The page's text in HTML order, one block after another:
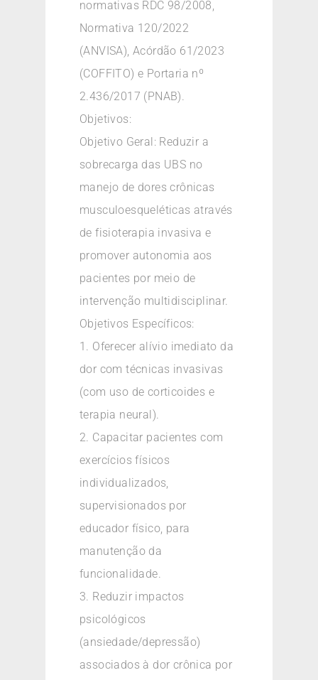
normativas RDC 98/2008,
Normativa 120/2022
(ANVISA), Acórdão 61/2023
(COFFITO) e Portaria nº
2.436/2017 (PNAB).
Objetivos:
Objetivo Geral: Reduzir a
sobrecarga das UBS no
manejo de dores crônicas
musculoesqueléticas através
de fisioterapia invasiva e
promover autonomia aos
pacientes por meio de
intervenção multidisciplinar.
Objetivos Específicos:
1. Oferecer alívio imediato da
dor com técnicas invasivas
(com uso de corticoides e
terapia neural).
2. Capacitar pacientes com
exercícios físicos
individualizados,
supervisionados por
educador físico, para
manutenção da
funcionalidade.
3. Reduzir impactos
psicológicos
(ansiedade/depressão)
associados à dor crônica por